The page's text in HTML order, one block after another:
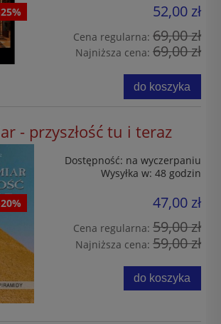
52,00 zł
Cena regularna: 69,00 zł
Najniższa cena: 69,00 zł
do koszyka
- przyszłość tu i teraz
Dostępność: na wyczerpaniu
Wysyłka w: 48 godzin
47,00 zł
Cena regularna: 59,00 zł
Najniższa cena: 59,00 zł
do koszyka